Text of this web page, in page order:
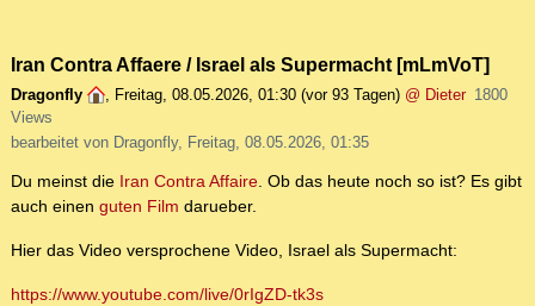
Iran Contra Affaere / Israel als Supermacht [mLmVoT]
Dragonfly , Freitag, 08.05.2026, 01:30 (vor 93 Tagen) @ Dieter 1800
Views
bearbeitet von Dragonfly, Freitag, 08.05.2026, 01:35
Du meinst die Iran Contra Affaire. Ob das heute noch so ist? Es gibt
auch einen guten Film darueber.
Hier das Video versprochene Video, Israel als Supermacht:
https://www.youtube.com/live/0rIgZD-tk3s